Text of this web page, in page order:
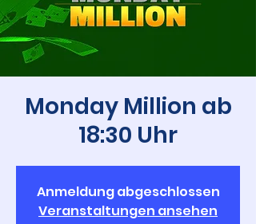
Monday Million ab
18:30 Uhr
Anmeldung abgeschlossen
Veranstaltungen ansehen